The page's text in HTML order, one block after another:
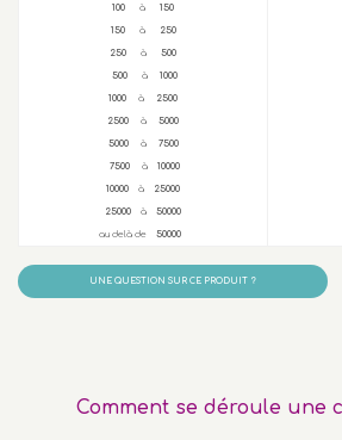
100 à 150
150à 250
250 à 500
500à 1000
1000 à 2500
2500 à 5000
5000à 7500
7500à 10000
10000 à 25000
25000 à 50000
au delà de 50000
UNE QUESTION SUR CE PRODUIT ?
Comment se déroule une